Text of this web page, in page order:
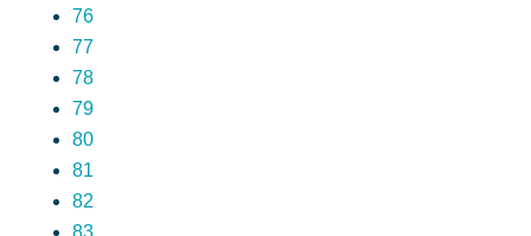
76
77
78
79
80
81
82
83